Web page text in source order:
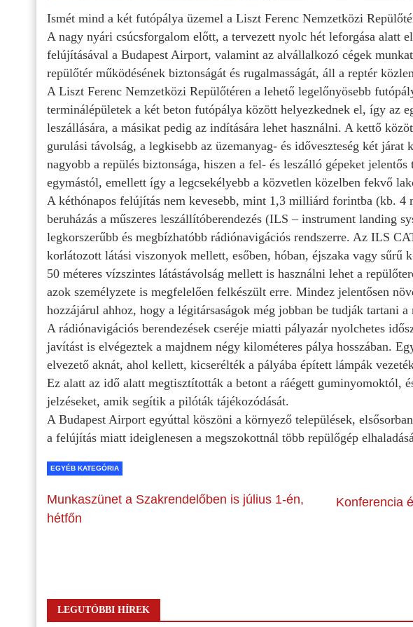
Ismét mind a két futópálya üzemel a Liszt Ferenc Nemzetközi
A nagy nyári csúcsforgalom előtt, a tervezett nyolc hét leforgása alatt
felújításával a Budapest Airport, valamint az alvállalkozó cégek
repülőtér működésének biztonságát és rugalmasságát, áll a reptér
A Liszt Ferenc Nemzetközi Repülőtéren a lehető legelőnyösebb
terminálépületek a két beton futópálya között helyezkednek el, így az
leszállására, a másikat pedig az indítására lehet használni. A kettő
gurulási távolság, a legkisebb az üzemanyag- és időveszteség két járat
nagyobb a repülés biztonsága, hiszen a fel- és leszálló gépeket
egymástól, emellett így a legcsekélyebb a közvetlen közelben fekvő
A kéthónapos felújítás nem kevesebb, mint 1,3 milliárd forintba (kb.
beruházás a műszeres leszállítóberendezés (ILS – instrument landing
legkorszerűbb és megbízhatóbb rádiónavigációs rendszerre. Az ILS
korlátozott látási viszonyok mellett, esőben, hóban, éjszaka vagy sűrű
50 méteres vízszintes látástávolság mellett is használni lehet a
azok személyzete is megfelelően felkészült erre. Mindez jelentősen
hozzájárul ahhoz, hogy a légitársaságok még jobban be tudják tartani a
A rádiónavigációs berendezések cseréje miatti pályazár nyolchetes
javítást is elvégeztek a majdnem négy kilométeres pálya hosszában.
elvezető aknát, ahol kellett, kicserélték a pályába épített lámpák
Ez alatt az idő alatt megtisztították a betont a ráégett guminyomoktól,
jelzéseket, amik segítik a pilóták tájékozódását.
A Budapest Airport egyúttal köszöni a környező települések,
a felújítás miatt ideiglenesen a megszokottnál több repülőgép
EGYÉB KATEGÓRIA
Munkaszünet a Szakrendelőben is július 1-én,
hétfőn
Konferencia
LEGUTÓBBI HÍREK